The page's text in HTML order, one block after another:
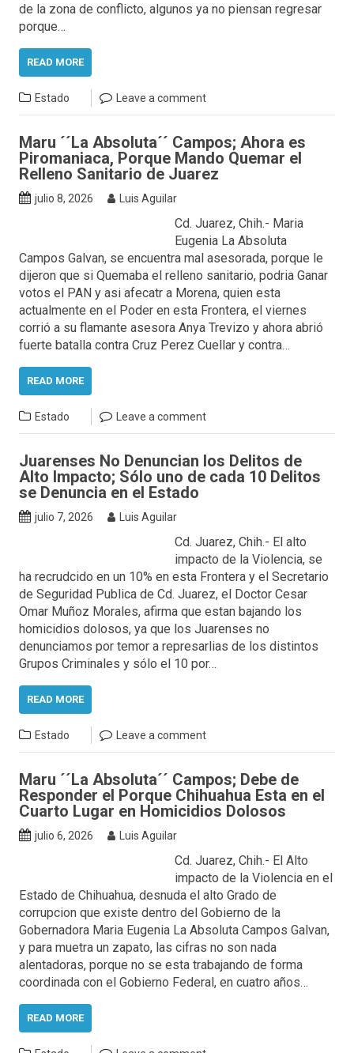
de la zona de conflicto, algunos ya no piensan regresar
porque…
READ MORE
Estado Leave a comment
Maru ´´La Absoluta´´ Campos; Ahora es
Piromaniaca, Porque Mando Quemar el
Relleno Sanitario de Juarez
julio 8, 2026 Luis Aguilar
Cd. Juarez, Chih.- Maria
Eugenia La Absoluta
Campos Galvan, se encuentra mal asesorada, porque le
dijeron que si Quemaba el relleno sanitario, podria Ganar
votos el PAN y asi afecatr a Morena, quien esta
actualmente en el Poder en esta Frontera, el viernes
corrió a su flamante asesora Anya Trevizo y ahora abrió
fuerte batalla contra Cruz Perez Cuellar y contra…
READ MORE
Estado Leave a comment
Juarenses No Denuncian los Delitos de
Alto Impacto; Sólo uno de cada 10 Delitos
se Denuncia en el Estado
julio 7, 2026 Luis Aguilar
Cd. Juarez, Chih.- El alto
impacto de la Violencia, se
ha recrudcido en un 10% en esta Frontera y el Secretario
de Seguridad Publica de Cd. Juarez, el Doctor Cesar
Omar Muñoz Morales, afirma que estan bajando los
homicidios dolosos, ya que los Juarenses no
denunciamos por temor a represarlias de los distintos
Grupos Criminales y sólo el 10 por…
READ MORE
Estado Leave a comment
Maru ´´La Absoluta´´ Campos; Debe de
Responder el Porque Chihuahua Esta en el
Cuarto Lugar en Homicidios Dolosos
julio 6, 2026 Luis Aguilar
Cd. Juarez, Chih.- El Alto
impacto de la Violencia en el
Estado de Chihuahua, desnuda el alto Grado de
corrupcion que existe dentro del Gobierno de la
Gobernadora Maria Eugenia La Absoluta Campos Galvan,
y para muetra un zapato, las cifras no son nada
alentadoras, porque no se esta trabajando de forma
coordinada con el Gobierno Federal, en cuatro años…
READ MORE